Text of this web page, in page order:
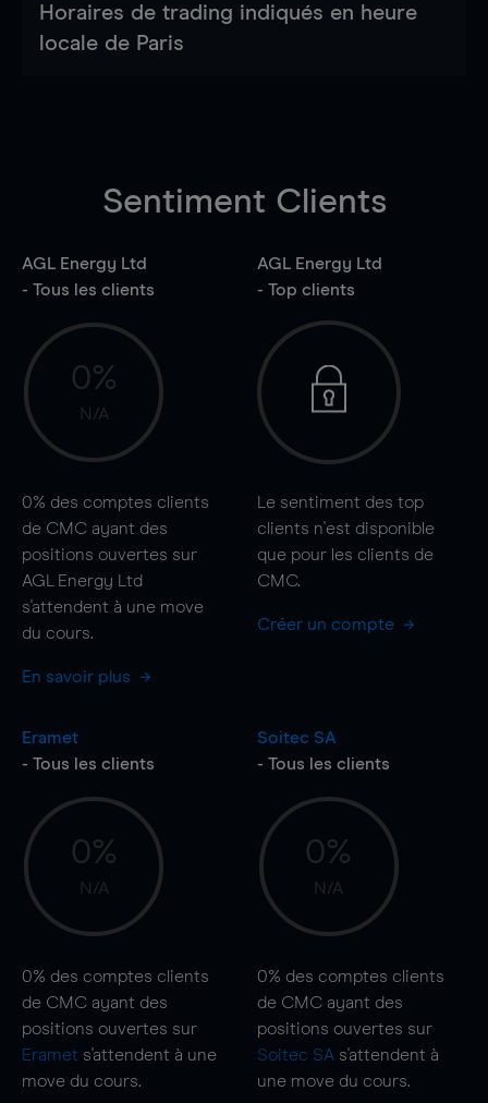
Horaires de trading indiqués en heure
locale de Paris
Sentiment Clients
AGL Energy Ltd
- Tous les clients
0%
N/A
0% des comptes clients
de CMC ayant des
positions ouvertes sur
AGL Energy Ltd
s'attendent à une move
du cours.
En savoir plus
AGL Energy Ltd
- Top clients
Le sentiment des top
clients n'est disponible
que pour les clients de
CMC.
Créer un compte
Eramet
- Tous les clients
0%
N/A
0% des comptes clients
de CMC ayant des
positions ouvertes sur
Eramet s'attendent à une
move du cours.
Soitec SA
- Tous les clients
0%
N/A
0% des comptes clients
de CMC ayant des
positions ouvertes sur
Soitec SA s'attendent à
une move du cours.